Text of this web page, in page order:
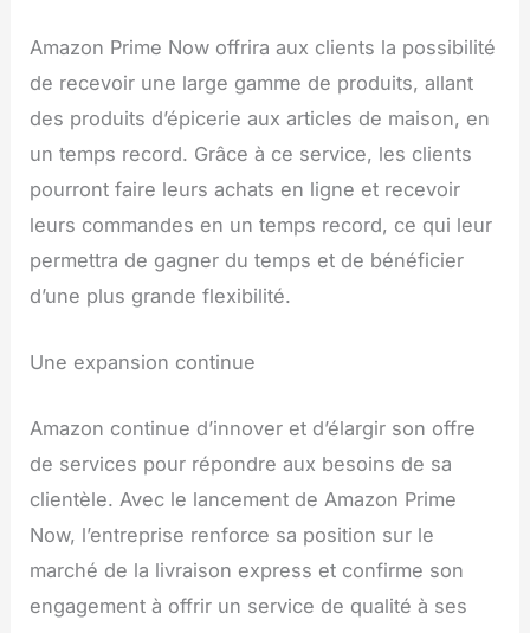
Amazon Prime Now offrira aux clients la possibilité
de recevoir une large gamme de produits, allant
des produits d’épicerie aux articles de maison, en
un temps record. Grâce à ce service, les clients
pourront faire leurs achats en ligne et recevoir
leurs commandes en un temps record, ce qui leur
permettra de gagner du temps et de bénéficier
d’une plus grande flexibilité.
Une expansion continue
Amazon continue d’innover et d’élargir son offre
de services pour répondre aux besoins de sa
clientèle. Avec le lancement de Amazon Prime
Now, l’entreprise renforce sa position sur le
marché de la livraison express et confirme son
engagement à offrir un service de qualité à ses